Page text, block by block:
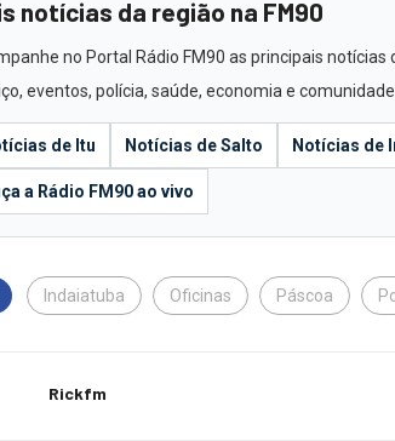
notícias da região na FM90
no Portal Rádio FM90 as principais
eventos, polícia, saúde, economia e comunidade.
de Itu Notícias de Salto Notícias de
a Rádio FM90 ao vivo
Indaiatuba Oficinas Páscoa
Rickfm